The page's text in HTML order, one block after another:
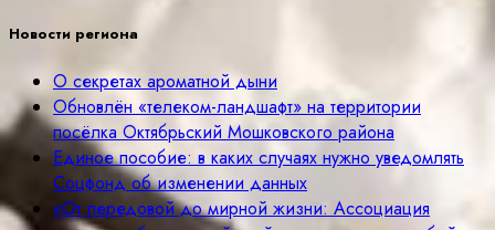
Новости региона
О секретах ароматной дыни
Обновлён «телеком-ландшафт» на территории
посёлка Октябрьский Мошковского района
Единое пособие: в каких случаях нужно уведомлять
Соцфонд об изменении данных
«От передовой до мирной жизни: Ассоциация